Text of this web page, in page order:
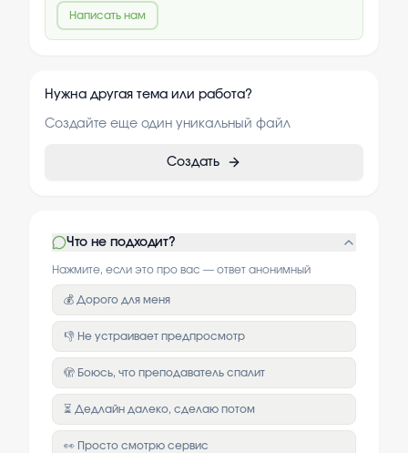
Написать нам
Нужна другая тема или работа?
Создайте еще один уникальный файл
Создать
Что не подходит?
Нажмите, если это про вас — ответ анонимный
💰 Дорого для меня
👎 Не устраивает предпросмотр
🫣 Боюсь, что преподаватель спалит
⏳ Дедлайн далеко, сделаю потом
👀 Просто смотрю сервис